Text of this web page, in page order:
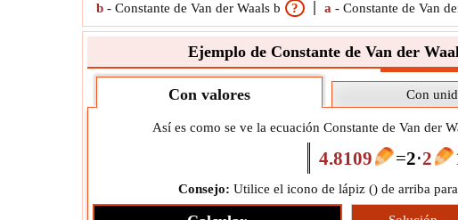
b - Constante de Van der Waals b ? a - Constante de Van
Ejemplo de Constante de Van der
Con valores Con
Así es como se ve la ecuación Constante de Van der
4.8109 =2⋅2
Consejo: Utilice el icono de lápiz () de arriba